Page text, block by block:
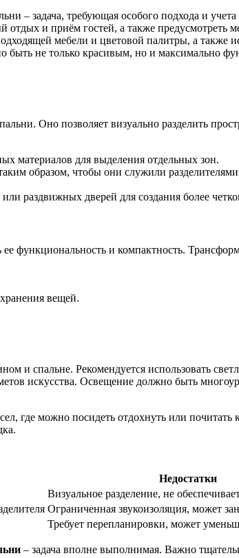
– задача, требующая особого подхода и
и приём гостей, а также предусмотреть
мебели и цветовой палитры, а также
не только красивым, но и максимально
Оно позволяет визуально разделить
материалов для выделения отдельных зон.
образом, чтобы они служили
раздвижных дверей для создания более
функциональность и компактность.
вещей.
и спальне. Рекомендуется использовать
искусства. Освещение должно быть
где можно посидеть отдохнуть или
Недостатки
Визуальное разделение, не
Ограниченная звукоизоляция, может
Требует перепланировки, может
– задача вполне выполнимая. Важно